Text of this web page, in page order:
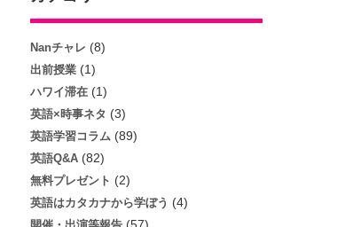
Nanチャレ (8)
出前授業(1)
ハワイ滞在(1)
英語×時事ネタ (3)
英語学習コラム (89)
英語Q&A(82)
無料プレゼント (2)
英語はカタカナから学ぼう (4)